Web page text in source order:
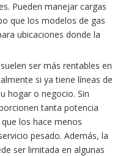
Pueden manejar cargas
que los modelos de gas
ubicaciones donde la
ser más rentables en
si ya tiene líneas de
hogar o negocio. Sin
tanta potencia
los hace menos
pesado. Además, la
ser limitada en algunas